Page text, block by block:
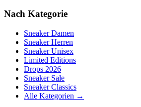
Nach Kategorie
Sneaker Damen
Sneaker Herren
Sneaker Unisex
Limited Editions
Drops 2026
Sneaker Sale
Sneaker Classics
Alle Kategorien →